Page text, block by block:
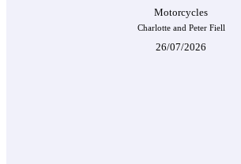
Motorcycles
Charlotte and Peter Fiell
26/07/2026